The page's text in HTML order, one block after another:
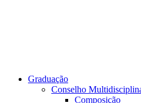
Graduação
Conselho
Composição